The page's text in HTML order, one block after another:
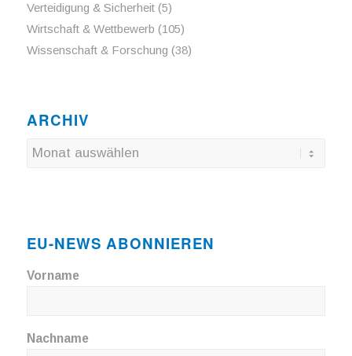
Verteidigung & Sicherheit(5)
Wirtschaft & Wettbewerb (105)
Wissenschaft & Forschung (38)
ARCHIV
EU-NEWS ABONNIEREN
Vorname
Nachname